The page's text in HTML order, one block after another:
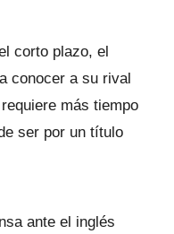
corto plazo, el
conocer a su rival
más tiempo
ser por un título
ante el inglés